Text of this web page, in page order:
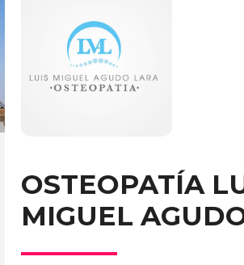
OSTEOPATÍA
MIGUEL